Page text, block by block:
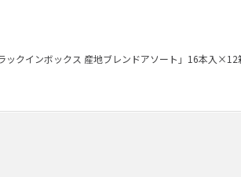
ックインボックス 産地ブレンドアソート」16本入×12